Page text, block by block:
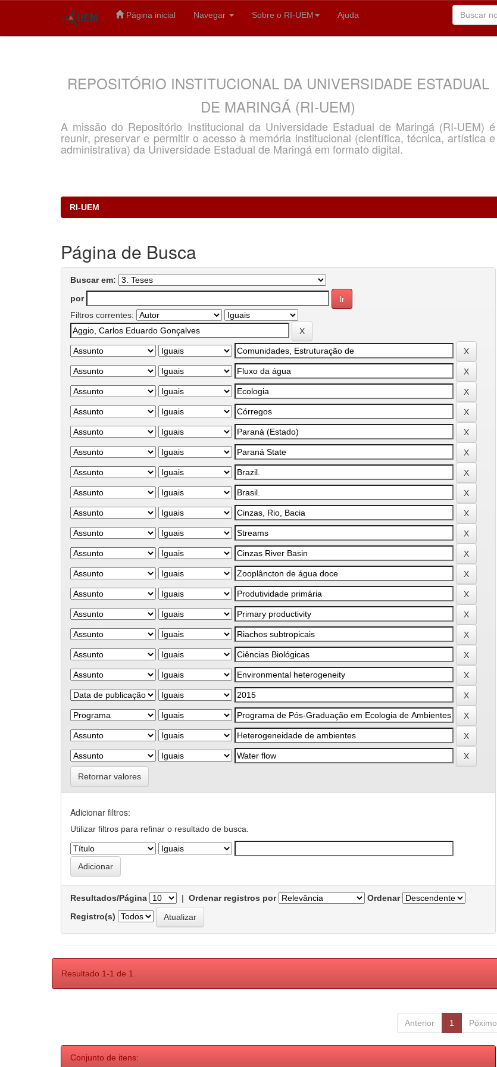
Página inicial Navegar Sobre o RI-UEM Ajuda
REPOSITÓRIO INSTITUCIONAL DA UNIVERSIDADE ESTADUAL
DE MARINGÁ (RI-UEM)
A missão do Repositório Institucional da Universidade Estadual de Maringá (RI-UEM) é
reunir, preservar e permitir o acesso à memória institucional (científica, técnica, artística e
administrativa) da Universidade Estadual de Maringá em formato digital.
RI-UEM
Página de Busca
Buscar em:
por
Filtros correntes:
Retornar valores
Adicionar filtros:
Utilizar filtros para refinar o resultado de busca.
Resultados/Página | Ordenar registros por
Ordenar
Registro(s)
Resultado 1-1 de 1.
Anterior 1 Póximo
Conjunto de itens: